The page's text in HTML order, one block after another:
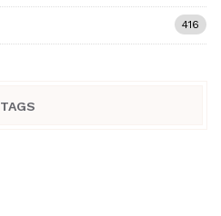
416
TAGS